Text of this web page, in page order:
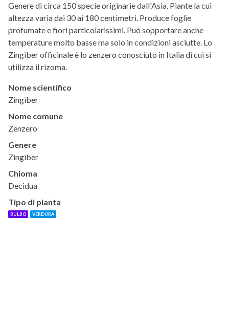
Genere di circa 150 specie originarie dall'Asia. Piante la cui
altezza varia dai 30 ai 180 centimetri. Produce foglie
profumate e fiori particolarissimi. Può sopportare anche
temperature molto basse ma solo in condizioni asciutte. Lo
Zingiber officinale è lo zenzero conosciuto in Italia di cui si
utilizza il rizoma.
Nome scientifico
Zingiber
Nome comune
Zenzero
Genere
Zingiber
Chioma
Decidua
Tipo di pianta
BULBO VERDURA